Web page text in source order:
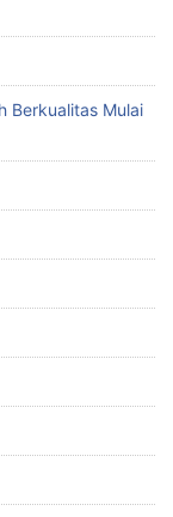
Berkualitas Mulai